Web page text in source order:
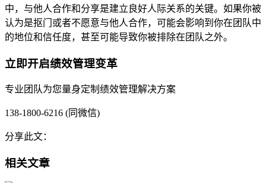
中，与他人合作和分享是建立良好人际关系的关键。如果你被
认为是抠门或者不愿意与他人合作，可能会影响到你在团队中
的地位和信任度，甚至可能导致你被排除在团队之外。
立即开启绩效管理变革
专业团队为您量身定制绩效管理解决方案
138-1800-6216 (同微信)
分享此文：
相关文章